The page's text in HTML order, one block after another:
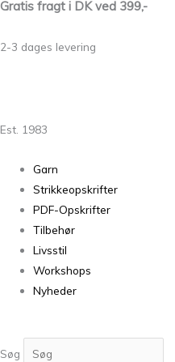
Gratis fragt i DK ved 399,-
2-3 dages levering
Est. 1983
Garn
Strikkeopskrifter
PDF-Opskrifter
Tilbehør
Livsstil
Workshops
Nyheder
Søg